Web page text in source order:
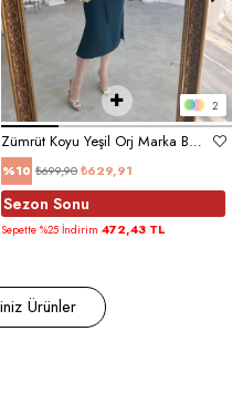
2
Zümrüt Koyu Yeşil Orj Marka Balıkcı Yaka Elbise
%10 ₺629,91
₺699,90
Sezon Sonu
Sepette %25 İndirim 472,43 TL
Ürünler